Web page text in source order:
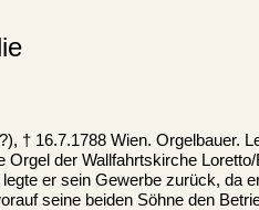
† 16.7.1788 Wien. Orgelbauer.
Orgel der Wallfahrtskirche
er sein Gewerbe zurück, da
seine beiden Söhne den